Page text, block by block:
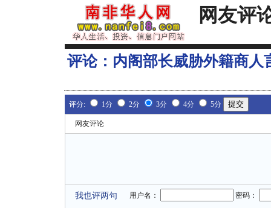
网友评
评论： 内阁部长威胁外籍商人
评分: 1分 2分 3分 4分 5分
网友评论
我也评两句 用户名： 密码：